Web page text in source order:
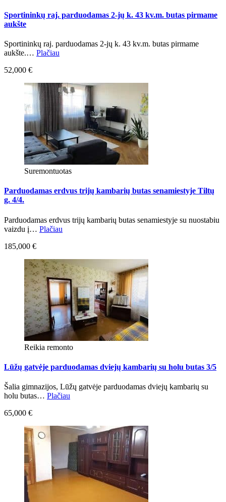
Sportininkų raj. parduodamas 2-jų k. 43 kv.m. butas pirmame
aukšte
Sportininkų raj. parduodamas 2-jų k. 43 kv.m. butas pirmame
aukšte.… Plačiau
52,000 €
Suremontuotas
Parduodamas erdvus trijų kambarių butas senamiestyje Tiltų
g. 4/4.
Parduodamas erdvus trijų kambarių butas senamiestyje su nuostabiu
vaizdu į… Plačiau
185,000 €
Reikia remonto
Lūžų gatvėje parduodamas dviejų kambarių su holu butas 3/5
Šalia gimnazijos, Lūžų gatvėje parduodamas dviejų kambarių su
holu butas… Plačiau
65,000 €